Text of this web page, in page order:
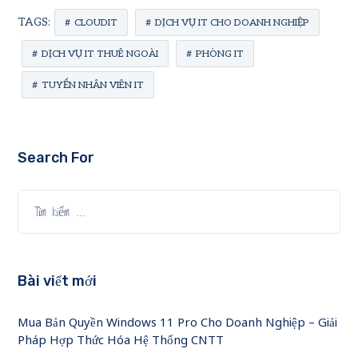
TAGS: CLOUDIT DỊCH VỤ IT CHO DOANH NGHIỆP
DỊCH VỤ IT THUÊ NGOÀI PHÒNG IT
TUYỂN NHÂN VIÊN IT
Search For
Bài viết mới
Mua Bản Quyền Windows 11 Pro Cho Doanh Nghiệp – Giải
Pháp Hợp Thức Hóa Hệ Thống CNTT